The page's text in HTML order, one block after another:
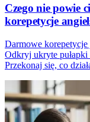
Czego nie powie
korepetycje
Darmowe
Odkryj ukryte
Przekonaj się, co